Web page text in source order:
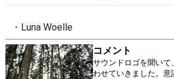
・Luna Woelle
コメント
サウンドロゴを聞い
わせていきました。意